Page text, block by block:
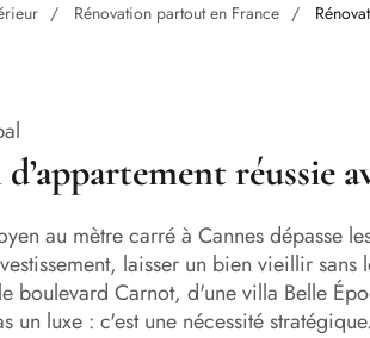
Rénovation partout en France
réussie
au mètre carré à Cannes
laisser un bien vieillir
boulevard Carnot, d'une villa Belle
un luxe : c'est une nécessité stratégique.